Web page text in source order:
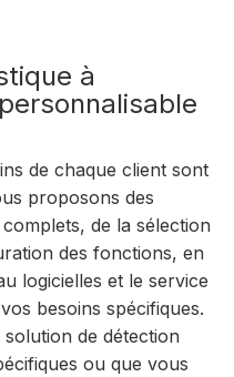
à
de chaque client sont
proposons des
de la sélection
des fonctions, en
logicielles et le service
besoins spécifiques.
de détection
ou que vous